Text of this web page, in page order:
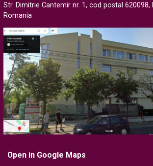
Str. Dimitrie Cantemir nr. 1, cod postal 620098,
Romania
Open in Google Maps